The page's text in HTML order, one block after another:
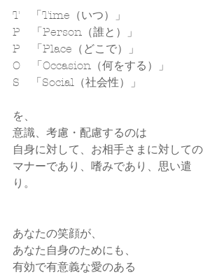
T　「Time（いつ）」
P　「Person（誰と）」
P　「Place（どこで）」
O　「Occasion（何をする）」
S　「Social（社会性）」
を、
意識、考慮・配慮するのは
自身に対して、お相手さまに対しての
マナーであり、嗜みであり、思い遣
り。
あなたの笑顔が、
あなた自身のためにも、
有効で有意義な愛のある